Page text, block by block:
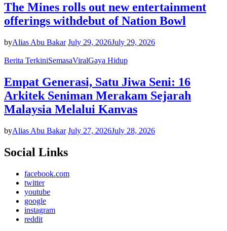
The Mines rolls out new entertainment
offerings withdebut of Nation Bowl
byAlias Abu Bakar July 29, 2026July 29, 2026
Berita TerkiniSemasaViralGaya Hidup
Empat Generasi, Satu Jiwa Seni: 16
Arkitek Seniman Merakam Sejarah
Malaysia Melalui Kanvas
byAlias Abu Bakar July 27, 2026July 28, 2026
Social Links
facebook.com
twitter
youtube
google
instagram
reddit